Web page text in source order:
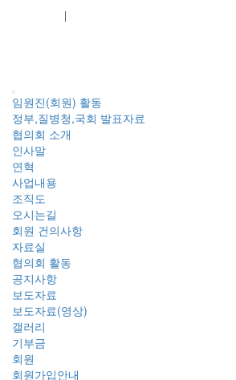
임원진(회원) 활동
정부,질병청,국회 발표자료
협의회 소개
인사말
연혁
사업내용
조직도
오시는길
회원 건의사항
자료실
협의회 활동
공지사항
보도자료
보도자료(영상)
갤러리
기부금
회원
회원가입안내